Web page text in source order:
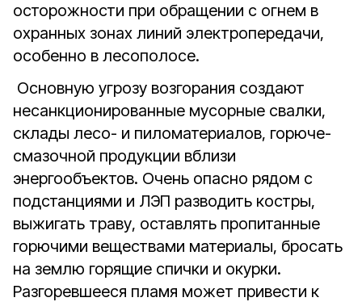
осторожности при обращении с огнем в
охранных зонах линий электропередачи,
особенно в лесополосе.
Основную угрозу возгорания создают
несанкционированные мусорные свалки,
склады лесо- и пиломатериалов, горюче-
смазочной продукции вблизи
энергообъектов. Очень опасно рядом с
подстанциями и ЛЭП разводить костры,
выжигать траву, оставлять пропитанные
горючими веществами материалы, бросать
на землю горящие спички и окурки.
Разгоревшееся пламя может привести к